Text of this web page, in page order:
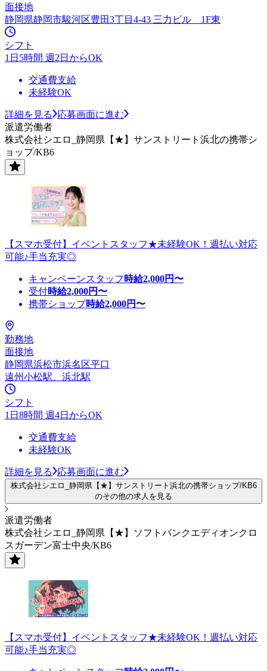
面接地
静岡県静岡市駿河区豊田3丁目4-43 三力ビル 1F東
シフト
1日5時間 週2日からOK
交通費支給
未経験OK
詳細を見る
応募画面に進む
派遣労働者
株式会社シエロ_静岡県【★】サンストリート浜北の携帯シ
ョップ/KB6
【スマホ受付】イベントスタッフ★未経験OK！週払い対応
可能♪手当充実◎
キャンペーンスタッフ 時給2,000円〜
受付時給2,000円〜
携帯ショップ時給2,000円〜
勤務地
面接地
静岡県浜松市浜名区平口
遠州小松駅、浜北駅
シフト
1日8時間 週4日からOK
交通費支給
未経験OK
詳細を見る 応募画面に進む
株式会社シエロ_静岡県【★】サンストリート浜北の携帯ショップ/KB6
のその他の求人を見る
派遣労働者
株式会社シエロ_静岡県【★】ソフトバンクエディオンクロ
スガーデン富士中央/KB6
【スマホ受付】イベントスタッフ★未経験OK！週払い対応
可能♪手当充実◎